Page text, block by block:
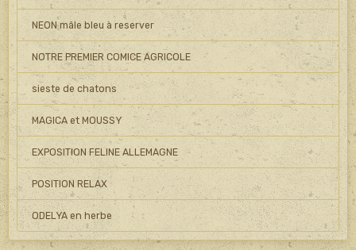
NEON mâle bleu à reserver
NOTRE PREMIER COMICE AGRICOLE
sieste de chatons
MAGICA et MOUSSY
EXPOSITION FELINE ALLEMAGNE
POSITION RELAX
ODELYA en herbe